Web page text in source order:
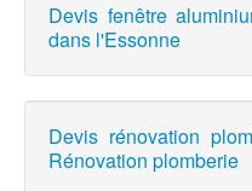
Devis fenêtre
dans l'Essonne
Devis rénovation
Rénovation plomberie